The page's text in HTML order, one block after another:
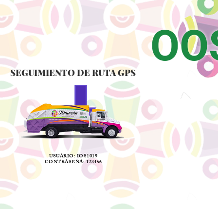
SEGUIMIENTO DE RUTA GPS
USUARIO: IOS1019
CONTRASEÑA: 123456